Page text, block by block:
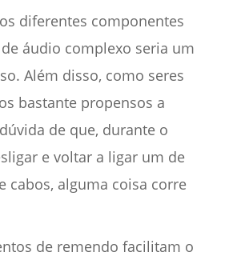
diferentes componentes
áudio complexo seria um
Além disso, como seres
bastante propensos a
de que, durante o
e voltar a ligar um de
cabos, alguma coisa corre
de remendo facilitam o